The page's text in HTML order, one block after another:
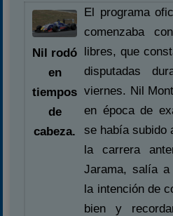
Nil rodó
en
tiempos
de
cabeza.
El programa
comenzaba
libres, que
disputadas
viernes. Nil
en época de
se había subido
la carrera
Jarama, salía
la intención de
bien y